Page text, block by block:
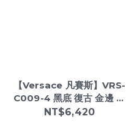
【Versace 凡賽斯】VRS-
C009-4 黑底 復古 金邊 斜
跨包
NT$6,420